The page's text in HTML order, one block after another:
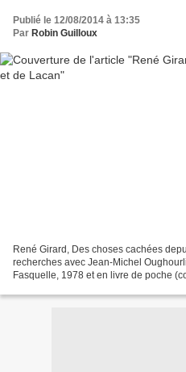
Publié le 12/08/2014 à 13:35
Par Robin Guilloux
René Girard, Des choses cachées
recherches avec Jean-Michel
Fasquelle, 1978 et en livre de poche